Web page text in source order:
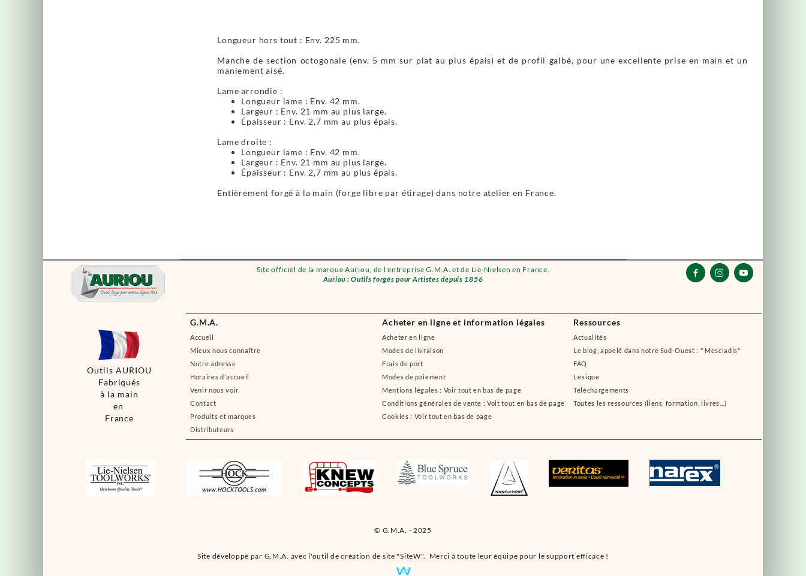
Site officiel de la marque Auriou, de l'entreprise G.M.A. et de Lie-Nielsen en France.
Auriou : Outils forgés pour Artistes depuis 1856
© G.M.A. - 2025
G.M.A.
Accueil
Mieux nous connaître
Notre adresse
Horaires d'accueil
Venir nous voir
Contact
Produits et marques
Distributeurs
Acheter en ligne et information légales
Acheter en ligne
Modes de livraison
Frais de port
Modes de paiement
Mentions légales : Voir tout en bas de page
Conditions générales de vente : Voit tout en bas de page
Cookies : Voir tout en bas de page
Ressources
Actualités
Le blog, appelé dans notre Sud-Ouest : " Mescladis"
FAQ
Lexique
Téléchargements
Toutes les ressources (liens, formation, livres...)
Site développé par G.M.A. avec l'outil de création de site "SiteW". Merci à toute leur équipe pour le support efficace !
  
Outils AURIOU
Fabriqués
à la main
en
France
Longueur hors tout : Env. 225 mm.
Manche de section octogonale (env. 5 mm sur plat au plus épais) et de profil galbé, pour une excellente prise en main et un
maniement aisé.
Lame arrondie :
Longueur lame : Env. 42 mm.
Largeur : Env. 21 mm au plus large.
Épaisseur : Env. 2,7 mm au plus épais.
Lame droite :
Longueur lame : Env. 42 mm.
Largeur : Env. 21 mm au plus large.
Épaisseur : Env. 2,7 mm au plus épais.
Entièrement forgé à la main (forge libre par étirage) dans notre atelier en France.